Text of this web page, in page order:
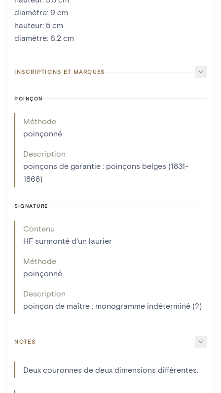
diamètre: 9 cm
hauteur: 5 cm
diamètre: 6.2 cm
INSCRIPTIONS ET MARQUES
POINÇON
Méthode
poinçonné
Description
poinçons de garantie : poinçons belges (1831-
1868)
SIGNATURE
Contenu
HF surmonté d'un laurier
Méthode
poinçonné
Description
poinçon de maître : monogramme indéterminé (?)
NOTES
Deux couronnes de deux dimensions différentes.